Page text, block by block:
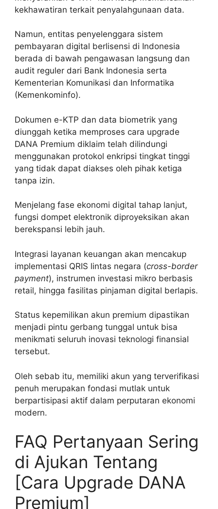
kekhawatiran terkait penyalahgunaan data.
Namun, entitas penyelenggara sistem
pembayaran digital berlisensi di Indonesia
berada di bawah pengawasan langsung dan
audit reguler dari Bank Indonesia serta
Kementerian Komunikasi dan Informatika
(Kemenkominfo).
Dokumen e-KTP dan data biometrik yang
diunggah ketika memproses cara upgrade
DANA Premium diklaim telah dilindungi
menggunakan protokol enkripsi tingkat tinggi
yang tidak dapat diakses oleh pihak ketiga
tanpa izin.
Menjelang fase ekonomi digital tahap lanjut,
fungsi dompet elektronik diproyeksikan akan
berekspansi lebih jauh.
Integrasi layanan keuangan akan mencakup
implementasi QRIS lintas negara (cross-border
payment), instrumen investasi mikro berbasis
retail, hingga fasilitas pinjaman digital berlapis.
Status kepemilikan akun premium dipastikan
menjadi pintu gerbang tunggal untuk bisa
menikmati seluruh inovasi teknologi finansial
tersebut.
Oleh sebab itu, memiliki akun yang terverifikasi
penuh merupakan fondasi mutlak untuk
berpartisipasi aktif dalam perputaran ekonomi
modern.
FAQ Pertanyaan Sering
di Ajukan Tentang
[Cara Upgrade DANA
Premium]